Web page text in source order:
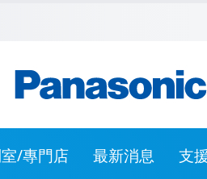
/專門店 最新消息 支